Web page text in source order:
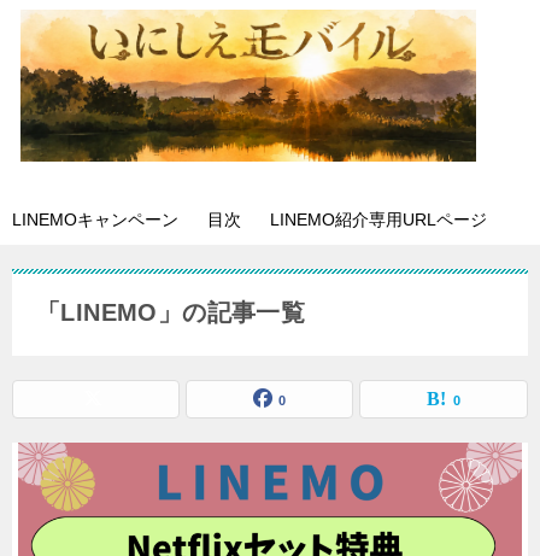
LINEMOキャンペーン 目次 LINEMO紹介専用URLページ
「LINEMO」の記事一覧
0 0